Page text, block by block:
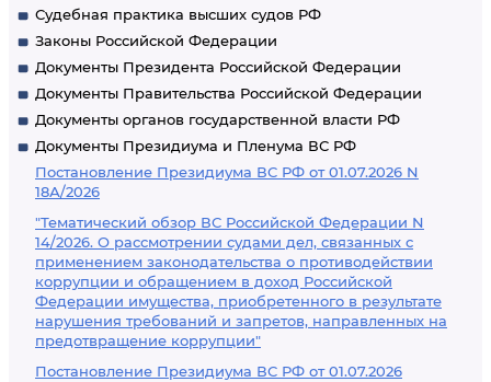
Судебная практика высших судов РФ
Законы Российской Федерации
Документы Президента Российской Федерации
Документы Правительства Российской Федерации
Документы органов государственной власти РФ
Документы Президиума и Пленума ВС РФ
Постановление Президиума ВС РФ от 01.07.2026 N
18А/2026
"Тематический обзор ВС Российской Федерации N
14/2026. О рассмотрении судами дел, связанных с
применением законодательства о противодействии
коррупции и обращением в доход Российской
Федерации имущества, приобретенного в результате
нарушения требований и запретов, направленных на
предотвращение коррупции"
Постановление Президиума ВС РФ от 01.07.2026